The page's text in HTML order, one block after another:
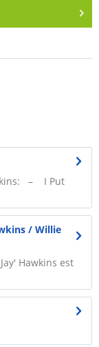
– I Put
/ Willie
Hawkins est